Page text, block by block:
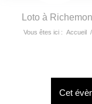
Loto à
Vous êtes ici : Accueil /
Cet